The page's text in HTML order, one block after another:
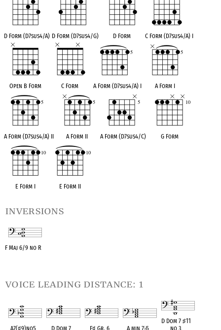
D Form (D7sus4/A) D Form (D7sus4/G) D Form C Form (D7sus4/A) I
Open B Form C Form A Form (D7sus4/A) I A Form I
A Form (D7sus4/A) II A Form II A Form (D7sus4/C) G Form
E Form I E Form II
inversions
F Maj 6/9 no R
voice leading distance: 1
A7(♯9)no5 D Dom 7 F♯Gr. 6 A min 7♭5
D Dom 7 ♯11
no 3